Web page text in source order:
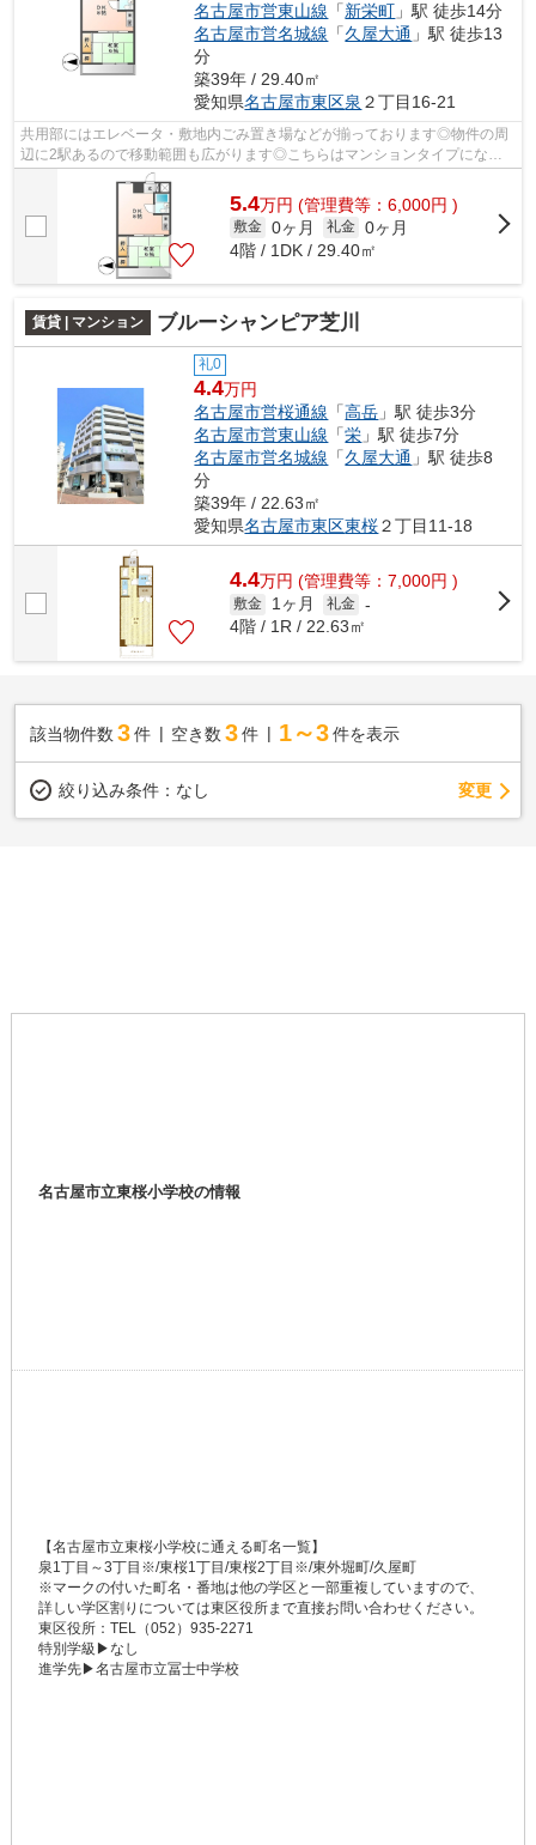
名古屋市営東山線 「新栄町 」駅 徒歩14分
名古屋市営名城線 「久屋大通 」駅 徒歩13
分
築39年 / 29.40㎡
愛知県名古屋市東区泉 ２丁目16-21
共用部にはエレベータ・敷地内ごみ置き場などが揃っております◎物件の周
辺に2駅あるので移動範囲も広がります◎こちらはマンションタイプになり
ます◎素敵な景色が堪能できる、地上11階...
5.4万円 (管理費等：6,000円 )
敷金 0ヶ月 礼金 0ヶ月
4階 / 1DK / 29.40㎡
賃貸 | マンション ブルーシャンピア芝川
礼0
4.4万円
名古屋市営桜通線 「高岳 」駅 徒歩3分
名古屋市営東山線 「栄 」駅 徒歩7分
名古屋市営名城線 「久屋大通 」駅 徒歩8
分
築39年 / 22.63㎡
愛知県名古屋市東区東桜２丁目11-18
4.4万円 (管理費等：7,000円 )
敷金 1ヶ月 礼金 -
4階 / 1R / 22.63㎡
該当物件数 3件 空き数 3 件 1～3 件を表示
絞り込み条件： なし 変更
名古屋市立東桜小学校の情報
【名古屋市立東桜小学校に通える町名一覧】
泉1丁目～3丁目※/東桜1丁目/東桜2丁目※/東外堀町/久屋町
※マークの付いた町名・番地は他の学区と一部重複していますので、
詳しい学区割りについては東区役所まで直接お問い合わせください。
東区役所：TEL（052）935-2271
特別学級▶なし
進学先▶名古屋市立冨士中学校